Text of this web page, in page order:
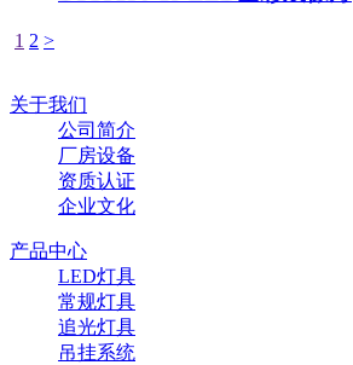
1 2 >
关于我们
公司简介
厂房设备
资质认证
企业文化
产品中心
LED灯具
常规灯具
追光灯具
吊挂系统